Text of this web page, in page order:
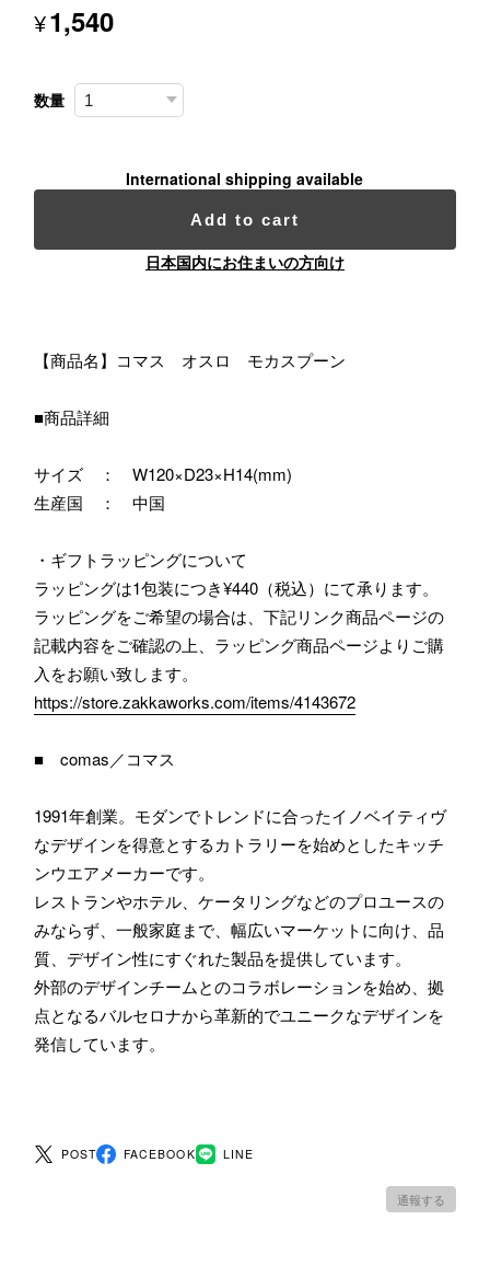
¥1,540
数量
International shipping available
Add to cart
日本国内にお住まいの方向け
【商品名】コマス オスロ モカスプーン
■商品詳細
サイズ ： W120×D23×H14(mm)
生産国 ： 中国
・ギフトラッピングについて
ラッピングは1包装につき¥440（税込）にて承ります。
ラッピングをご希望の場合は、下記リンク商品ページの
記載内容をご確認の上、ラッピング商品ページよりご購
入をお願い致します。
https://store.zakkaworks.com/items/4143672
■ comas／コマス
1991年創業。モダンでトレンドに合ったイノベイティヴ
なデザインを得意とするカトラリーを始めとしたキッチ
ンウエアメーカーです。
レストランやホテル、ケータリングなどのプロユースの
みならず、一般家庭まで、幅広いマーケットに向け、品
質、デザイン性にすぐれた製品を提供しています。
外部のデザインチームとのコラボレーションを始め、拠
点となるバルセロナから革新的でユニークなデザインを
発信しています。
POST FACEBOOK LINE
通報する